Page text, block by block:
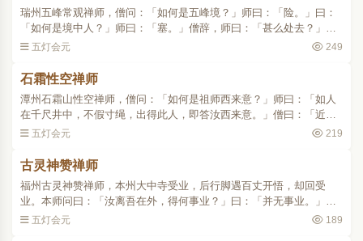
瑞州五峰常观禅师，僧问：「如何是五峰境？」师曰：「险。」曰：
「如何是境中人？」师曰：「塞。」僧辞，师曰：「甚么处去？」
曰：「台山去。」师竖起一指曰：「若见文殊了，却来这里与汝相
五灯会元 249
石霜性空禅师
潭州石霜山性空禅师，僧问：「如何是祖师西来意？」师曰：「如人
在千尺井中，不假寸绳，出得此人，即答汝西来意。」僧曰：「近日
湖南畅和尚出世，亦为人东语西话。」师唤沙弥，拽出这死尸著。
五灯会元 219
古灵神赞禅师
福州古灵神赞禅师，本州大中寺受业，后行脚遇百丈开悟，却回受
业。本师问曰：「汝离吾在外，得何事业？」曰：「并无事业。」遂
遣执役。一日，因澡身命师去垢，师乃拊背曰：「好所佛堂而佛不
五灯会元 189